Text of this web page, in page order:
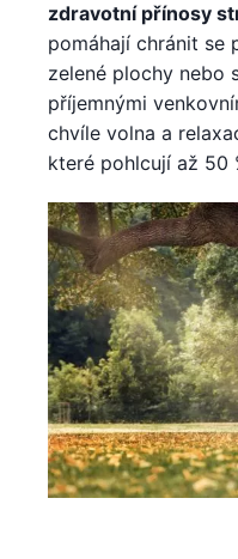
zdravotní přínosy
pomáhají chránit se
zelené plochy nebo
příjemnými
chvíle volna a
které pohlcují až 50